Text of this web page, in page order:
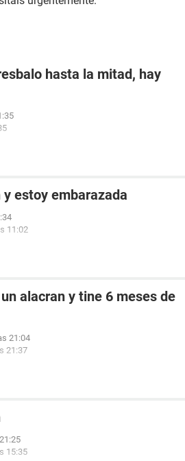
hasta la mitad, hay
estoy embarazada
11:02
alacran y tine 6 meses de
21:04
21:37
15:35